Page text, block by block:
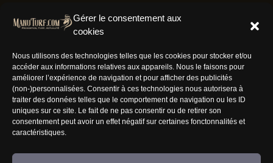
Gérer le consentement aux
cookies
Nous utilisons des technologies telles que les cookies pour stocker et/ou
accéder aux informations relatives aux appareils. Nous le faisons pour
améliorer l’expérience de navigation et pour afficher des publicités
(non-)personnalisées. Consentir à ces technologies nous autorisera à
traiter des données telles que le comportement de navigation ou les ID
uniques sur ce site. Le fait de ne pas consentir ou de retirer son
consentement peut avoir un effet négatif sur certaines fonctonnalités et
caractéristiques.
Informations
Nous rejoindre